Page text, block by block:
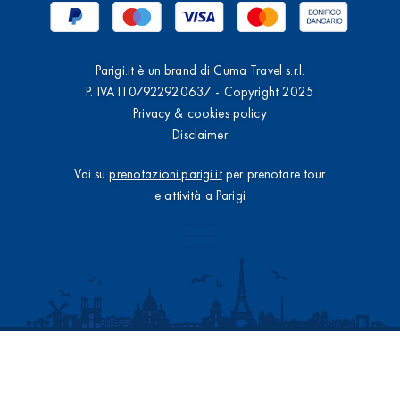
Parigi.it è un brand di Cuma Travel s.r.l.
P. IVA IT07922920637 - Copyright 2025
Privacy & cookies policy
Disclaimer
Vai suprenotazioni.parigi.itper prenotare tour
e attività a Parigi